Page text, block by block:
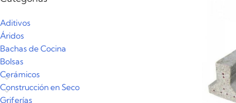
Aditivos
Áridos
Bachas de Cocina
Bolsas
Cerámicos
Construcción en Seco
Griferías